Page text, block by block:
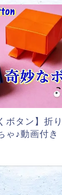
ボタン】折
ゃ♪動画付き